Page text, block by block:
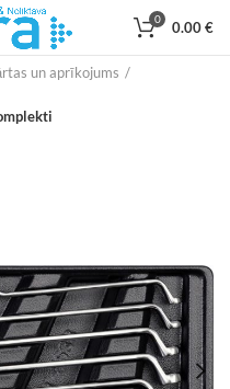
0 0.00€
un aprīkojums